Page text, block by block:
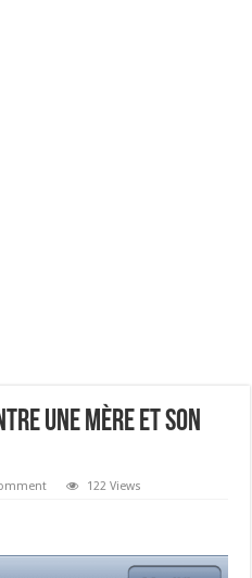
Une Mère Et Son
122 Views